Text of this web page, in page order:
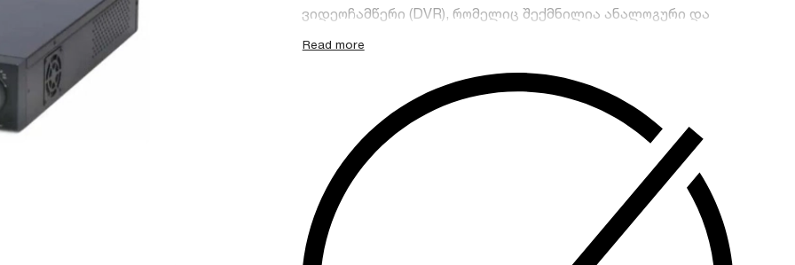
ვიდეოჩამწერი (DVR), რომელიც შექმნილია ანალოგური და
მაღალი გარჩევადობის ვიდეოსათვალთვალო
რესურსი, ქსელური დისტანციური მართვის მხარდაჭერა და
დიდი მოცულობის მყარი დისკების (HDD) თავსებადობა, რაც
მას იდეალურს ხდის არსებული უსაფრთხოების სისტემების
განახლებისთვის.